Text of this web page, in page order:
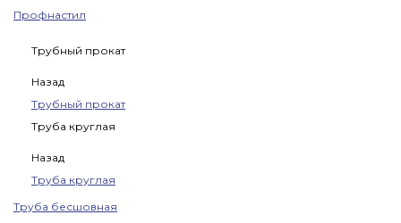
Профнастил
Трубный прокат
Назад
Трубный прокат
Труба круглая
Назад
Труба круглая
Труба бесшовная